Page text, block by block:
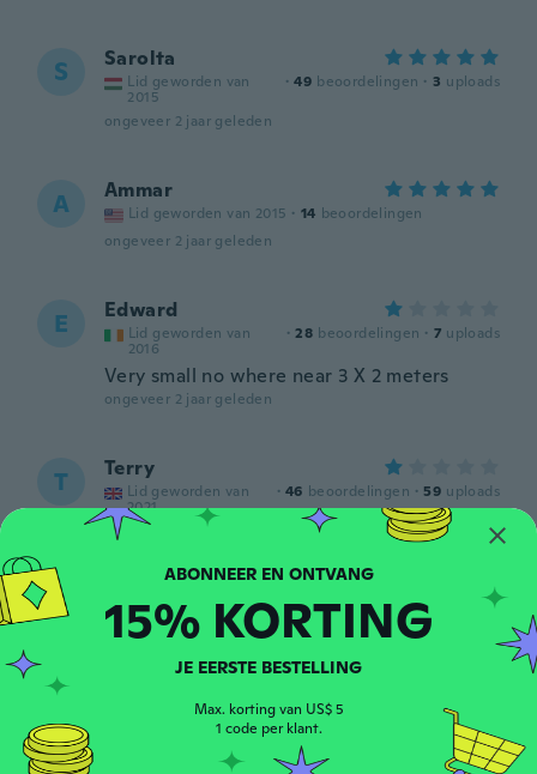
S Sarolta
Lid geworden van
2015
· 49 beoordelingen · 3 uploads
ongeveer 2 jaar geleden
A Ammar
Lid geworden van 2015 · 14 beoordelingen
ongeveer 2 jaar geleden
E Edward
Lid geworden van
2016
· 28 beoordelingen · 7 uploads
Very small no where near 3 X 2 meters
ongeveer 2 jaar geleden
T Terry
Lid geworden van
2021
· 46 beoordelingen · 59 uploads
Lights are so small you bearly get a twinkle
ongeveer 2 jaar geleden
Lid geworden van
· 184 beoordelingen
ongeveer 2 jaar geleden
ABONNEER EN ONTVANG
15% KORTING
JE EERSTE BESTELLING
Max. korting van US$ 5
1 code per klant.